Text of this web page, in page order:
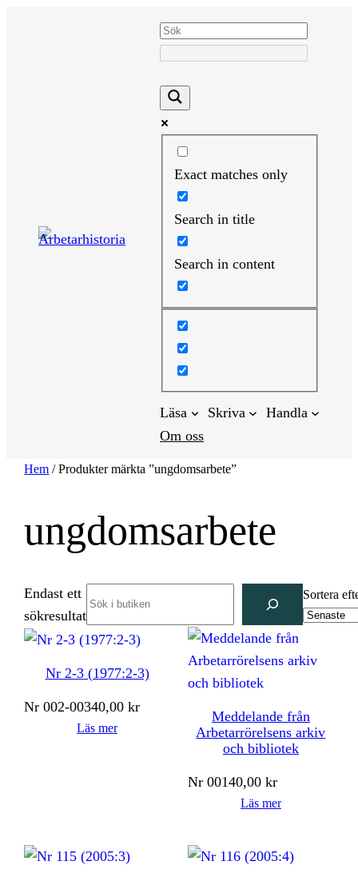
Exact matches only
Search in title
Search in content
Läsa Skriva
Handla
Om oss
Hem / Produkter märkta ”ungdomsarbete”
ungdomsarbete
Endast ett
sökresultat
Sortera
Nr 2-3 (1977:2-3)
Nr 002-00340,00kr
Läs mer
Meddelande från
Arbetarrörelsens arkiv
och bibliotek
Nr 00140,00kr
Läs mer